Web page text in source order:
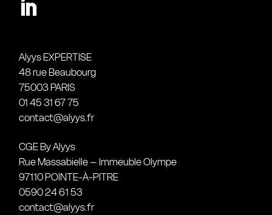
Alyys EXPERTISE
48 rue Beaubourg
75003 PARIS
01 45 31 67 75
contact@alyys.fr
CGE By Alyys
Rue Massabielle – Immeuble Olympe
97110 POINTE-À-PITRE
0590 24 61 53
contact@alyys.fr